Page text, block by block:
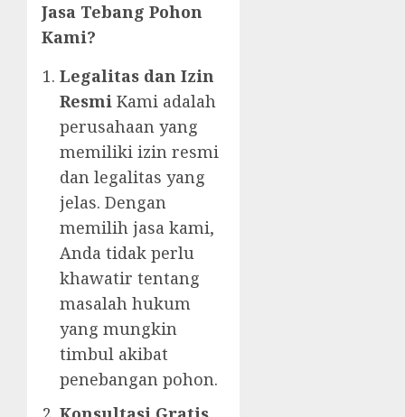
Jasa Tebang Pohon
Kami?
Legalitas dan Izin
Resmi Kami adalah
perusahaan yang
memiliki izin resmi
dan legalitas yang
jelas. Dengan
memilih jasa kami,
Anda tidak perlu
khawatir tentang
masalah hukum
yang mungkin
timbul akibat
penebangan pohon.